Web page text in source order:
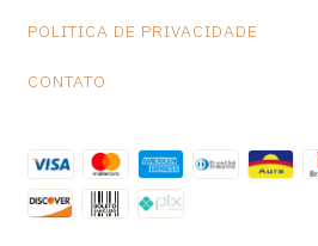
POLITICA DE PRIVACIDADE
CONTATO